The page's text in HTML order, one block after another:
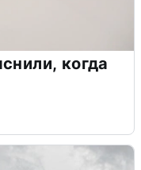
когда